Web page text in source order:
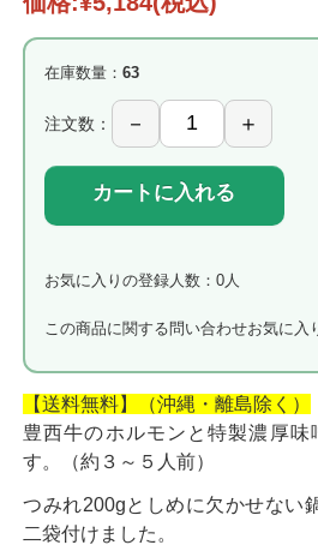
在庫数量： 63
注文数：
カートに入れる
お気に入りの登録人数：0人
この商品に関する問い合わせお気に入
【送料無料】（沖縄・離島除く）
豊西牛のホルモンと特製濃厚
す。（約３～５人前）
つみれ200gとしめに欠かせない
二袋付けました。